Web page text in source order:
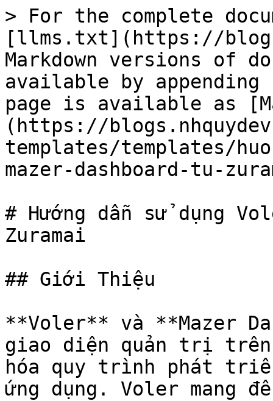
> For the complete
[llms.txt](https://
Markdown versions of
available by
page is available as
(https://
templates/templates/
mazer-dashboard-tu-
# Hướng dẫn sử dụng
Zuramai
## Giới Thiệu
**Voler** và **Mazer
giao diện quản trị
hóa quy trình phát
ứng dụng. Voler mang